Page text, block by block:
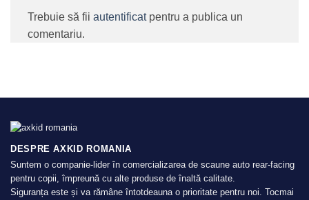
Trebuie să fii autentificatpentru a publica un
comentariu.
DESPRE AXKID ROMANIA
Suntem o companie-lider în comercializarea de scaune auto rear-facing
pentru copii, împreună cu alte produse de înaltă calitate.
Siguranța este și va rămâne întotdeauna o prioritate pentru noi. Tocmai